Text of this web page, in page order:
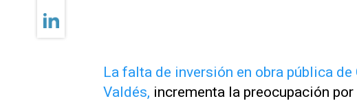
La falta de inversión en obra pública
Valdés, incrementa la preocupación